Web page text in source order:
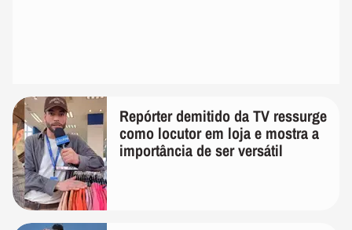
Repórter demitido da TV ressurge
como locutor em loja e mostra a
importância de ser versátil